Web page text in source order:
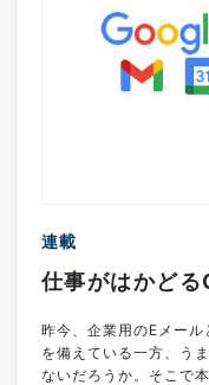
連載
仕事がはかど
昨今、企業用のEメー
を備えている一方、う
ないだろうか。そこで